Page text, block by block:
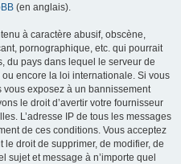
(en anglais).
à caractère abusif, obscène,
pornographique, etc. qui pourrait
du pays dans lequel le serveur de
encore la loi internationale. Si vous
exposez à un bannissement
le droit d’avertir votre fournisseur
L’adresse IP de tous les messages
de ces conditions. Vous acceptez
le droit de supprimer, de modifier, de
sujet et message à n’importe quel